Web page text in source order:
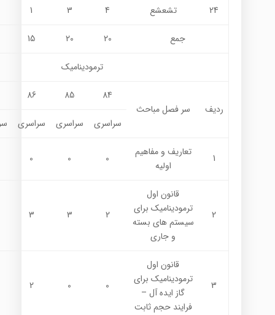
24 تشعشع 4
3
1
جمع 20
20
15
ترموديناميك
ردیف سر فصل مباحث
84
85
86
سراسری سراسری سراسری
1
تعاريف و مفاهيم
اوليه
0
0
0
2
قانون اول
ترموديناميك براي
سيستم هاي بسته
و جاري
2
3
3
3
قانون اول
ترموديناميك براي
گاز ايده آل –
فرايند حجم ثابت
0
0
2